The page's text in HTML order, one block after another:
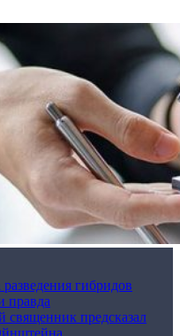
гибридов
правда
священник предсказал